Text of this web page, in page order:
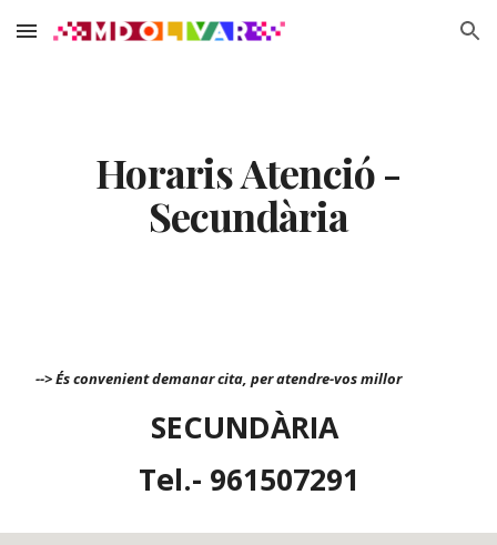
Skip to main content Skip to navigation
Horaris Atenció -
Secundària
--> És convenient demanar cita, per atendre-vos millor
SECUNDÀRIA
Tel.- 961507291